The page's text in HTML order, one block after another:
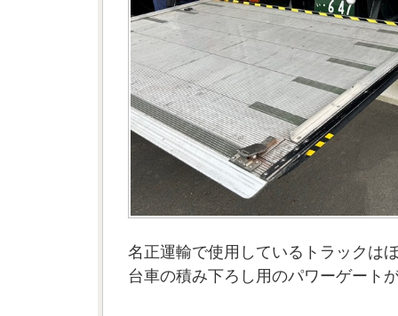
名正運輸で使用しているトラックは
台車の積み下ろし用のパワーゲート